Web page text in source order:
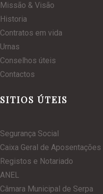
Missão & Visão
Historia
Contratos em vida
Urnas
Conselhos úteis
Contactos
SITIOS ÚTEIS
Segurança Social
Caixa Geral de Aposentações
Registos e Notariado
ANEL
Câmara Municipal de Serpa